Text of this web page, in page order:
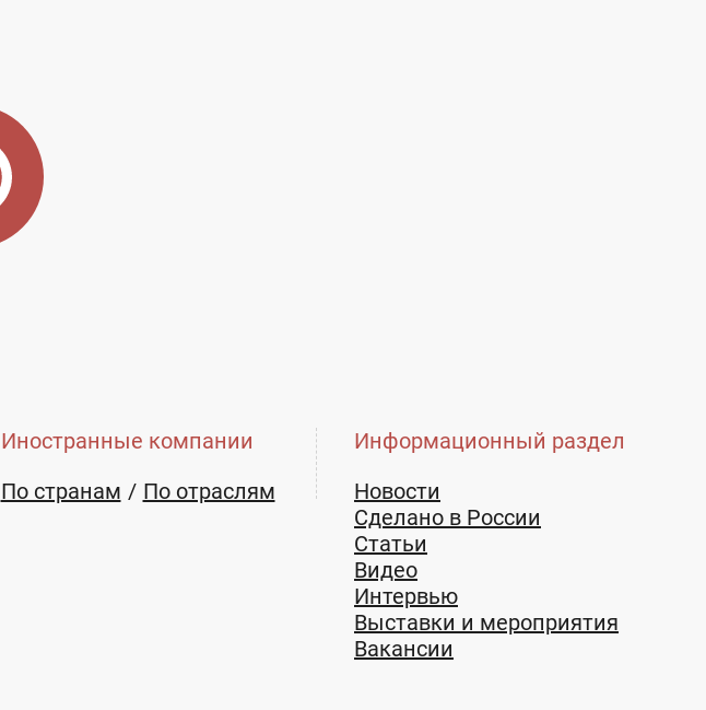
Иностранные компании
По странам
По отраслям
Информационный раздел
Новости
Сделано в России
Статьи
Видео
Интервью
Выставки и мероприятия
Вакансии